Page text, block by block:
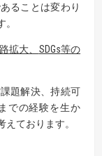
ることは変わり
拡大、 SDGs等の
題解決、持続可
での経験を生か
ております。